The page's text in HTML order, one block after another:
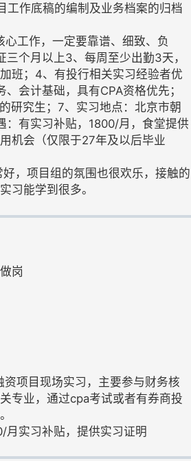
工作底稿的编制及业务档案的归档
心工作，一定要靠谱、细致、负
三个月以上3、每周至少出勤3天，
班；4、有投行相关实习经验者优
会计基础，具有CPA资格优先；
研究生；7、实习地点：北京市朝
：有实习补贴，1800/月，食堂提供
机会（仅限于27年及以后毕业
，项目组的氛围也很欢乐，接触的
习能学到很多。
岗
项目现场实习，主要参与财务核
专业，通过cpa考试或者有券商投
月实习补贴，提供实习证明